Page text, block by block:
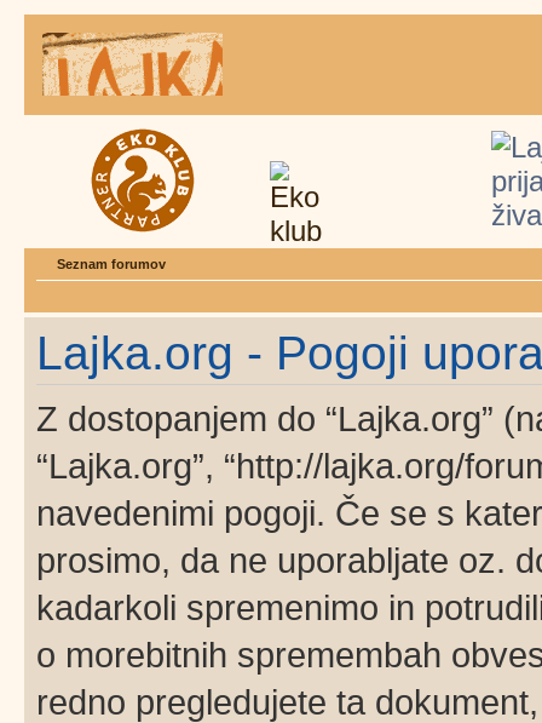
Seznam forumov
Lajka.org - Pogoji
Z dostopanjem do “Lajka.org”
“Lajka.org”, “http://lajka.org/
navedenimi pogoji. Če se s
prosimo, da ne uporabljate oz.
kadarkoli spremenimo in
o morebitnih spremembah
redno pregledujete ta